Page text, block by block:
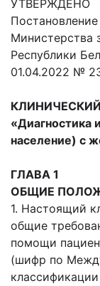
УТВЕРЖДЕНО
Постановление
Министерства
Республики
01.04.2022 №
«Диагностика
население) с
ГЛАВА 1
ОБЩИЕ
1. Настоящий
общие
помощи
(шифр по